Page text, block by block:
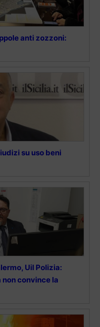
anti zozzoni:
su uso beni
Uil Polizia:
non convince la